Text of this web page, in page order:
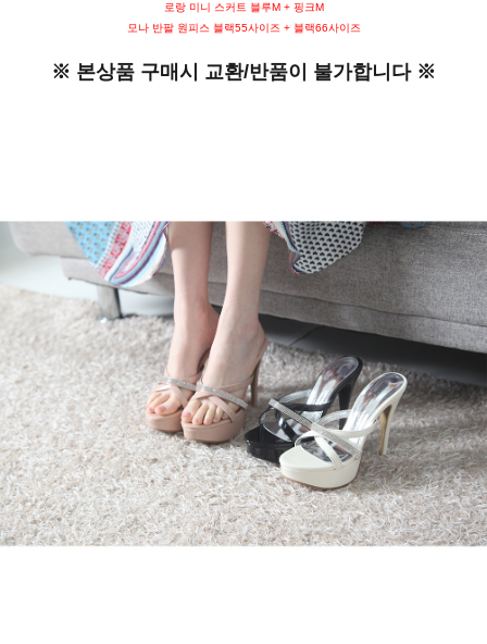
로랑 미니 스커트 블루M + 핑크M
모나 반팔 원피스 블랙55사이즈 + 블랙66사이즈
※ 본상품 구매시 교환/반품이 불가합니다 ※